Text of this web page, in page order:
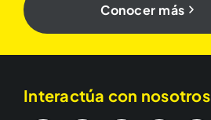
Conocer más
Interactúa con nosotros